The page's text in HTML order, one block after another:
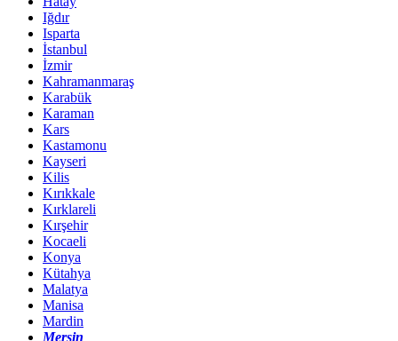
Iğdır
Isparta
İstanbul
İzmir
Kahramanmaraş
Karabük
Karaman
Kars
Kastamonu
Kayseri
Kilis
Kırıkkale
Kırklareli
Kırşehir
Kocaeli
Konya
Kütahya
Malatya
Manisa
Mardin
Mersin